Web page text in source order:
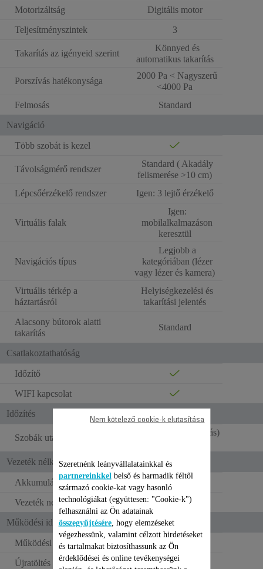
Motorizáltság
Digitális motor
Teljesítményszintek
3
Takarítás az igényeid szerint
Könnyed és
automatikus takarítás
Porszívás hatékonysága
2000 Pa < Nagyszerű
<4000 Pa
Felmosás
Standard
Navigáció
Több szobát is kezel
Távolságmérő rendszer
Standard ( Akadály
felismerése >10 cm)
Lépcsőérzékelő rendszer
Igen: 3 lejtő érzékelő
Virtuális falak
Igen:
mobilalkalmazáson
keresztül
Navigációs típus
Legjobb a
kategóriában (lézer
vagy lézer és kamera)
Virtuális térkép a
háztartásról
Helyiségkezelési és
takarítási jelentés
Alacsony bútorok alatti
takarítás
Standard
Csatlakoztathatóság
Időzítő
WIFI kapcsolat
Időzítés
Szobák utáni takarítás
Igen ( egyedi takarítás)
Vezeték nélküli működés
Akkumulátor típusa
Lítium-ion
Vezeték nélküli működés
150 perc
Működési idő
Működési idő (min. pozíció)
120 perc
Újratöltés típusa
Dokkoló
Szeretnénk leányvállalatainkkal és
partnereinkkel belső és harmadik féltől
származó cookie-kat vagy hasonló
technológiákat (együttesen: "Cookie-k")
felhasználni az Ön adatainak
összegyűjtésére, hogy elemzéseket
végezhessünk, valamint célzott hirdetéseket
és tartalmakat biztosíthassunk az Ön
érdeklődései és online tevékenységei
Nem kötelező cookie-k elutasítása